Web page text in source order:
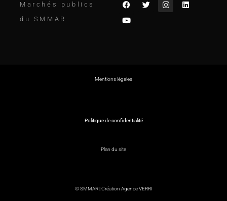
Marchés publics
du SMMAR
Mentions légales
Politique de confidentialité
Plan du site
© SMMAR |Création Agence VERRI